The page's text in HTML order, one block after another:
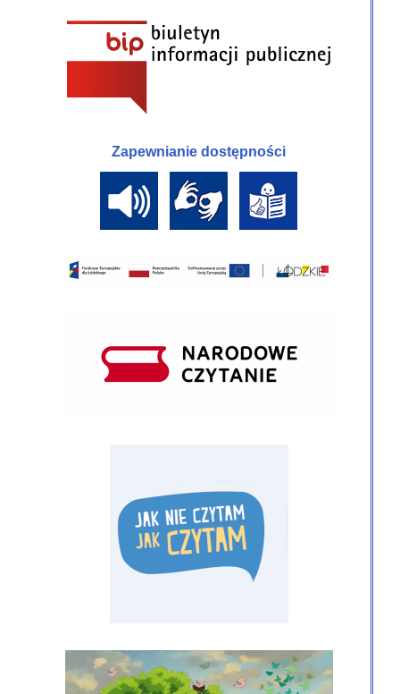
Zapewnianie dostępności